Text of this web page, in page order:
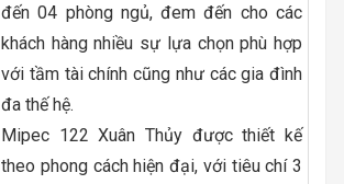
đến 04 phòng ngủ, đem đến cho các
khách hàng nhiều sự lựa chọn phù hợp
với tầm tài chính cũng như các gia đình
đa thế hệ.
Mipec 122 Xuân Thủy được thiết kế
theo phong cách hiện đại, với tiêu chí 3